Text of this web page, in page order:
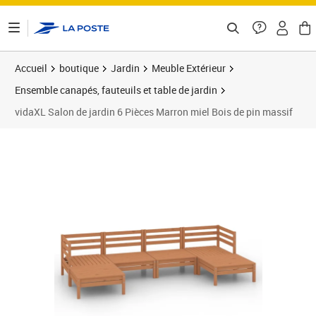
Accueil boutique Jardin
Meuble Extérieur
Ensemble canapés, fauteuils et table de jardin
vidaXL Salon de jardin 6 Pièces Marron miel Bois de pin massif